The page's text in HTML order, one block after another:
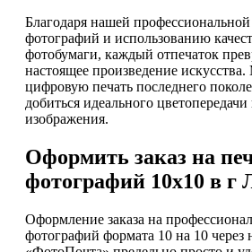
Благодаря нашей профессиональной
фотографий и использованию
фотобумаги, каждый отпечаток
настоящее произведение
цифровую печать последнего
добиться идеального цветопередачи
изображения.
Оформить заказ на
фотографий 10х10 в г
Оформление заказа на
фотографий формата 10 на 10 через